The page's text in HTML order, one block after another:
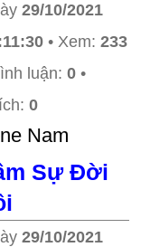
29/10/2021
• Xem: 233
luận: 0 •
0
Nam
Sự Đời
29/10/2021